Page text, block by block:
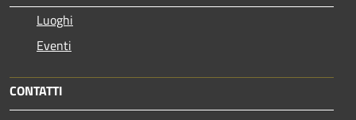
Luoghi
Eventi
CONTATTI